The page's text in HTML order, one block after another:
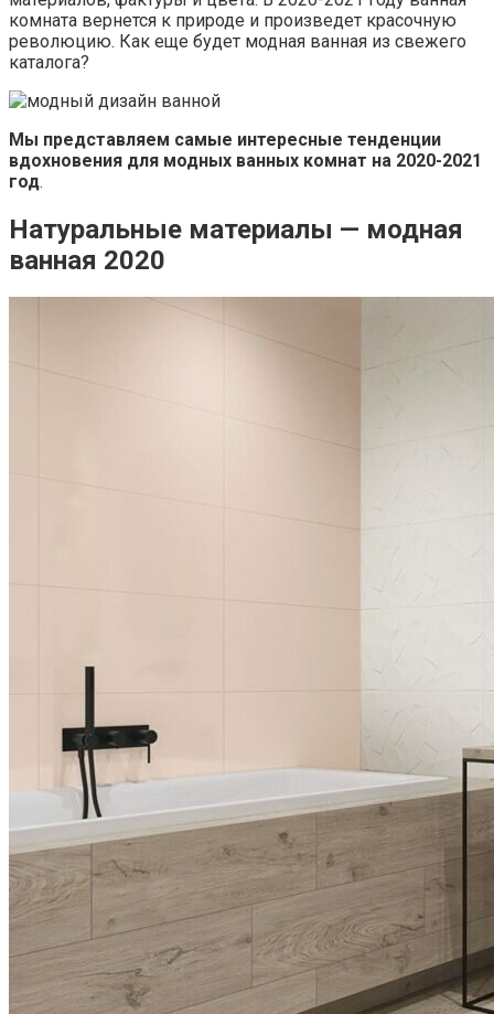
комната вернется к природе и произведет красочную
революцию. Как еще будет модная ванная из свежего
каталога?
Мы представляем самые интересные тенденции
вдохновения для модных ванных комнат на 2020-2021
год.
Натуральные материалы — модная
ванная 2020